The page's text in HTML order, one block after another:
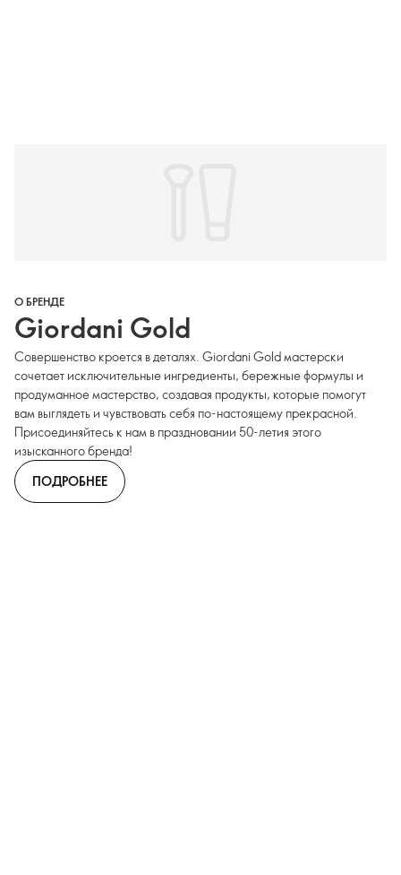
О БРЕНДЕ
Giordani Gold
Совершенство кроется в деталях. Giordani Gold мастерски
сочетает исключительные ингредиенты, бережные формулы и
продуманное мастерство, создавая продукты, которые помогут
вам выглядеть и чувствовать себя по-настоящему прекрасной.
Присоединяйтесь к нам в праздновании 50-летия этого
изысканного бренда!
ПОДРОБНЕЕ